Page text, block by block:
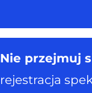
Nie przejmuj
rejestracja